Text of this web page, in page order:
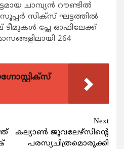
ചാമ്പ്യന്‍ റൗണ്ടില്‍
സിക്സ് ഘട്ടത്തില്‍
ടീമുകള്‍ പ്ലേ ഓഫിലേക്ക്
264
Next
കല്യാണ്‍ ജൂവലേഴ്സിന്‍റെ
പരസ്യചിത്രമൊരുക്കി